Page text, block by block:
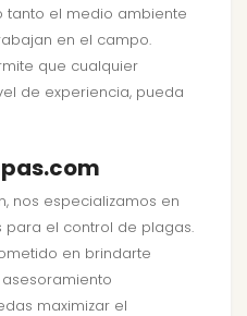
tanto el medio ambiente
en el campo.
que cualquier
de experiencia, pueda
nos especializamos en
el control de plagas.
en brindarte
maximizar el